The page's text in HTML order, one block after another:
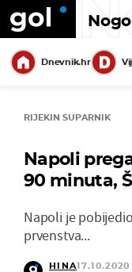
Dnevnik.hr
RIJEKIN SUPARNIK
Napoli
90 minuta,
Napoli je
prvenstva...
HINA17.10.2020